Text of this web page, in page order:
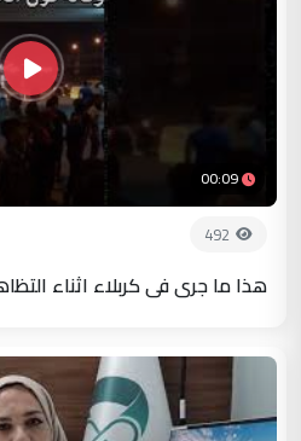
00:09
492
هذا ما جرى في كربلاء اثناء